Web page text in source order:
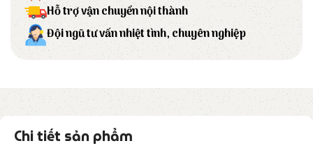
Hỗ trợ vận chuyển nội thành
Đội ngũ tư vấn nhiệt tình, chuyên nghiệp
Chi tiết sản phẩm